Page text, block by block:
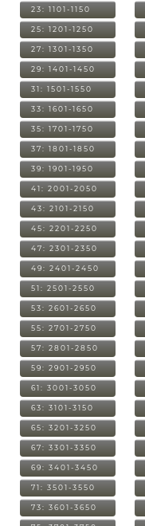
23: 1101-1150
25: 1201-1250
27: 1301-1350
29: 1401-1450
31: 1501-1550
33: 1601-1650
35: 1701-1750
37: 1801-1850
39: 1901-1950
41: 2001-2050
43: 2101-2150
45: 2201-2250
47: 2301-2350
49: 2401-2450
51: 2501-2550
53: 2601-2650
55: 2701-2750
57: 2801-2850
59: 2901-2950
61: 3001-3050
63: 3101-3150
65: 3201-3250
67: 3301-3350
69: 3401-3450
71: 3501-3550
73: 3601-3650